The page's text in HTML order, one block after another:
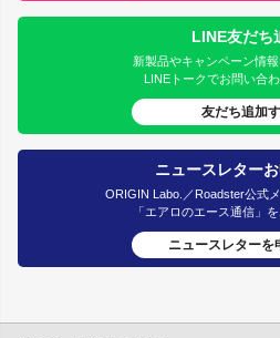
LINE友だち
新製品やキャンペーン情報
LINEトークでお問い合
友だち追加
ニュースレター
ORIGIN Labo.／Roadster公式
「エアロのエース通信」
ニュースレターを